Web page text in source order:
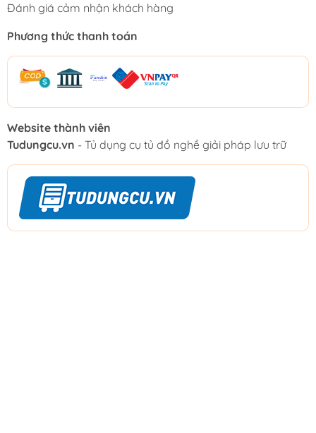
Đánh giá cảm nhận khách hàng
Phương thức thanh toán
Website thành viên
Tudungcu.vn - Tủ dụng cụ tủ đồ nghề giải pháp lưu trữ